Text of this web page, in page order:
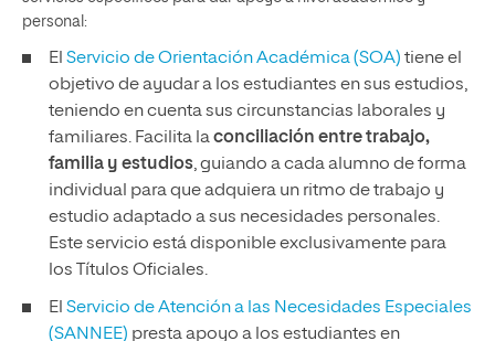
personal:
El Servicio de Orientación Académica (SOA) tiene el
objetivo de ayudar a los estudiantes en sus estudios,
teniendo en cuenta sus circunstancias laborales y
familiares. Facilita laconciliación entre trabajo,
familia y estudios, guiando a cada alumno de forma
individual para que adquiera un ritmo de trabajo y
estudio adaptado a sus necesidades personales.
Este servicio está disponible exclusivamente para
los Títulos Oficiales.
El Servicio de Atención a las Necesidades Especiales
(SANNEE) presta apoyo a los estudiantes en